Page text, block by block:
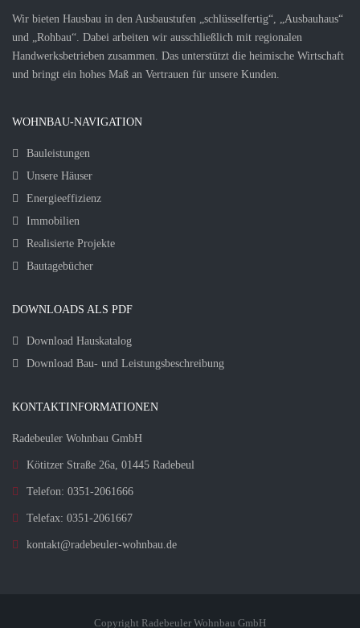
Wir bieten Hausbau in den Ausbaustufen „schlüsselfertig“, „Ausbauhaus“
und „Rohbau“. Dabei arbeiten wir ausschließlich mit regionalen
Handwerksbetrieben zusammen. Das unterstützt die heimische Wirtschaft
und bringt ein hohes Maß an Vertrauen für unsere Kunden.
WOHNBAU-NAVIGATION
Bauleistungen
Unsere Häuser
Energieeffizienz
Immobilien
Realisierte Projekte
Bautagebücher
DOWNLOADS ALS PDF
Download Hauskatalog
Download Bau- und Leistungsbeschreibung
KONTAKTINFORMATIONEN
Radebeuler Wohnbau GmbH
Kötitzer Straße 26a, 01445 Radebeul
Telefon: 0351-2061666
Telefax: 0351-2061667
kontakt@radebeuler-wohnbau.de
Copyright Radebeuler Wohnbau GmbH